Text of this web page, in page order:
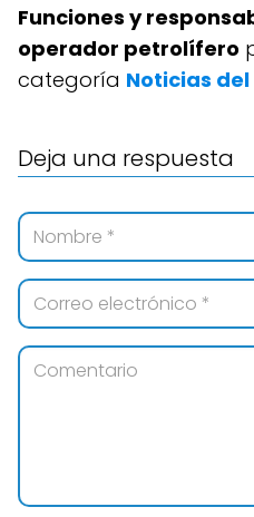
Funciones y
operador petrolífero
categoría Noticias
Deja una respuesta